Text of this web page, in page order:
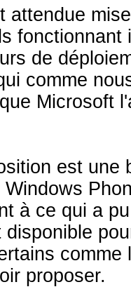
attendue
de
comme
Microsoft
est une
à ce qui a
comme
proposer.